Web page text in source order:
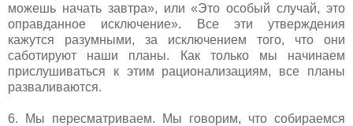
можешь начать завтра», или «Это особый случай, это
оправданное исключение». Все эти утверждения
кажутся разумными, за исключением того, что они
саботируют наши планы. Как только мы начинаем
прислушиваться к этим рационализациям, все планы
разваливаются.
6. Мы пересматриваем. Мы говорим, что собираемся